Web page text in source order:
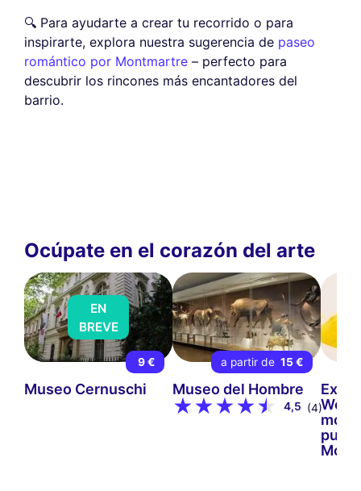
🔍 Para ayudarte a crear tu recorrido o para
inspirarte, explora nuestra sugerencia de paseo
romántico por Montmartre – perfecto para
descubrir los rincones más encantadores del
barrio.
Ocúpate en el corazón del arte
EN
BREVE
9 €
Museo Cernuschi
a partir de 15 €
Museo del Hombre
4,5 (4)